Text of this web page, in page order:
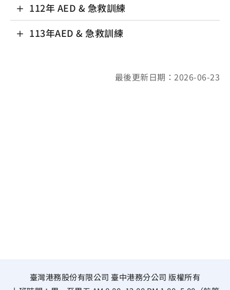
112年 AED & 急救訓練
113年AED & 急救訓練
最後更新日期：2026-06-23
臺灣港務股份有限公司 臺中港務分公司 版權所有